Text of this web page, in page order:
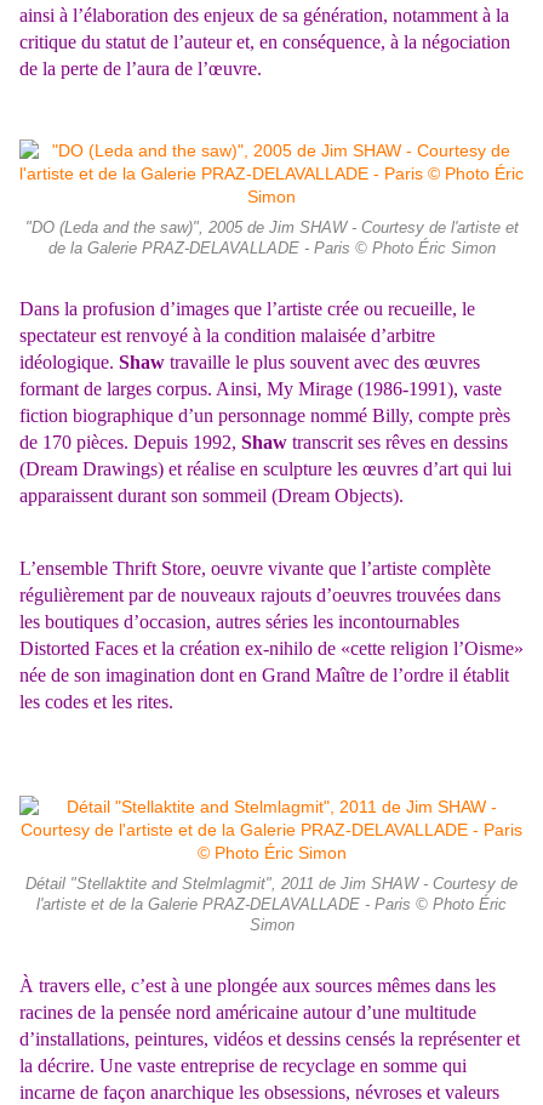
ainsi à l’élaboration des enjeux de sa génération, notamment à la
critique du statut de l’auteur et, en conséquence, à la négociation
de la perte de l’aura de l’œuvre.
"DO (Leda and the saw)", 2005 de Jim SHAW - Courtesy de l'artiste et
de la Galerie PRAZ-DELAVALLADE - Paris © Photo Éric Simon
Dans la profusion d’images que l’artiste crée ou recueille, le
spectateur est renvoyé à la condition malaisée d’arbitre
idéologique. Shaw travaille le plus souvent avec des œuvres
formant de larges corpus. Ainsi, My Mirage (1986-1991), vaste
fiction biographique d’un personnage nommé Billy, compte près
de 170 pièces. Depuis 1992, Shaw transcrit ses rêves en dessins
(Dream Drawings) et réalise en sculpture les œuvres d’art qui lui
apparaissent durant son sommeil (Dream Objects).
L’ensemble Thrift Store, oeuvre vivante que l’artiste complète
régulièrement par de nouveaux rajouts d’oeuvres trouvées dans
les boutiques d’occasion, autres séries les incontournables
Distorted Faces et la création ex-nihilo de «cette religion l’Oisme»
née de son imagination dont en Grand Maître de l’ordre il établit
les codes et les rites.
Détail "Stellaktite and Stelmlagmit", 2011 de Jim SHAW - Courtesy de
l'artiste et de la Galerie PRAZ-DELAVALLADE - Paris © Photo Éric
Simon
À travers elle, c’est à une plongée aux sources mêmes dans les
racines de la pensée nord américaine autour d’une multitude
d’installations, peintures, vidéos et dessins censés la représenter et
la décrire. Une vaste entreprise de recyclage en somme qui
incarne de façon anarchique les obsessions, névroses et valeurs